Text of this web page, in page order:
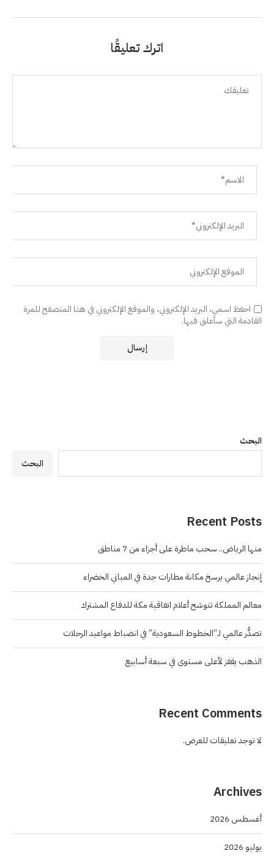
اترك تعليقًا
احفظ اسمي، البريد الإلكتروني، والموقع الإلكتروني في هذا المتصفح للمرة
القادمة التي سأعلق فيها.
البحث
البحث
Recent Posts
منها الرياض.. سحب ماطرة على أجزاء من 7 مناطق
إنجاز عالمي يرسخ مكانة مطارات جدة في المباني الخضراء
معالم المملكة تتوشح أعلام اتفاقية مكة للدفاع المشترك
تصدُّر عالمي لـ”الخطوط السعودية” في انضباط مواعيد الرحلات
الذهب يقفز لأعلى مستوى في سبعة أسابيع
Recent Comments
لا توجد تعليقات للعرض.
Archives
أغسطس 2026
يوليو 2026